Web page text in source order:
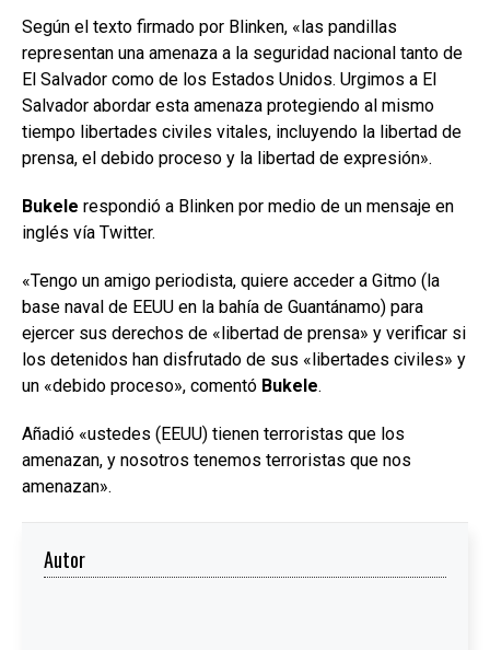
Según el texto firmado por Blinken, «las pandillas
representan una amenaza a la seguridad nacional tanto de
El Salvador como de los Estados Unidos. Urgimos a El
Salvador abordar esta amenaza protegiendo al mismo
tiempo libertades civiles vitales, incluyendo la libertad de
prensa, el debido proceso y la libertad de expresión».
Bukele respondió a Blinken por medio de un mensaje en
inglés vía Twitter.
«Tengo un amigo periodista, quiere acceder a Gitmo (la
base naval de EEUU en la bahía de Guantánamo) para
ejercer sus derechos de «libertad de prensa» y verificar si
los detenidos han disfrutado de sus «libertades civiles» y
un «debido proceso», comentó Bukele.
Añadió «ustedes (EEUU) tienen terroristas que los
amenazan, y nosotros tenemos terroristas que nos
amenazan».
Autor